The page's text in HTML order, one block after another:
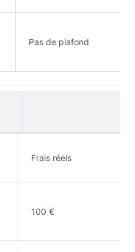
Pas de plafond
Frais réels
100 €